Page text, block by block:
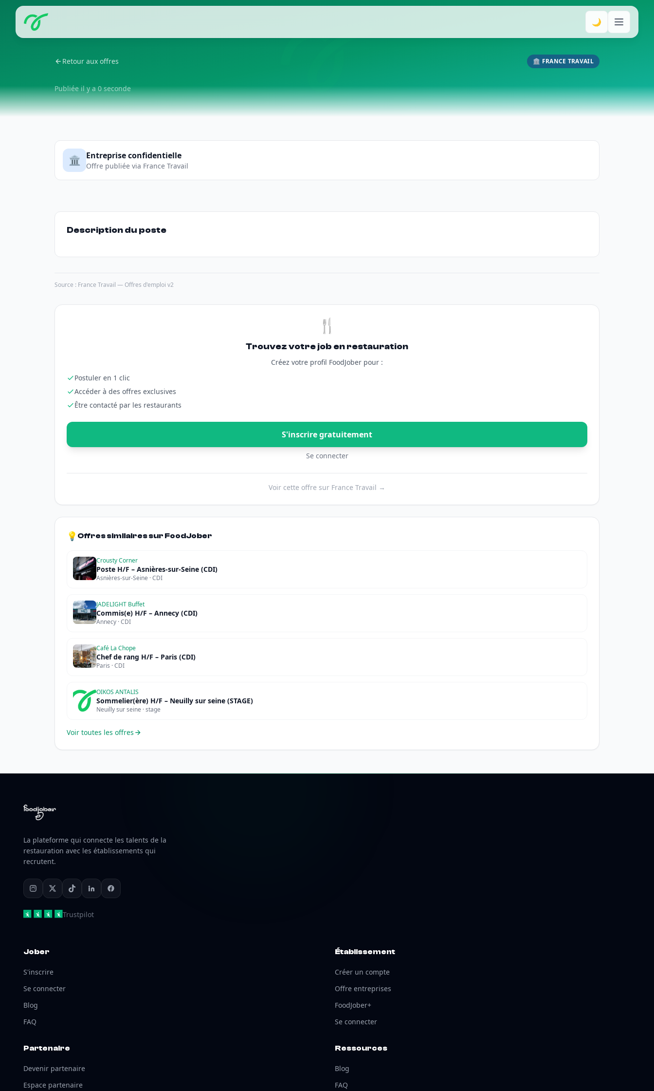
🌙
Retour aux offres 🏛️ FRANCE TRAVAIL
Publiée il y a 0 seconde
🏛️ Entreprise confidentielle
Offre publiée via France Travail
Description du poste
Source : France Travail — Offres d'emploi v2
🍴
Trouvez votre job en restauration
Créez votre profil FoodJober pour :
Postuler en 1 clic
Accéder à des offres exclusives
Être contacté par les restaurants
S'inscrire gratuitement
Se connecter
Voir cette offre sur France Travail →
💡 Offres similaires sur FoodJober
Crousty Corner
Poste H/F – Asnières-sur-Seine (CDI)
Asnières-sur-Seine · CDI
JADELIGHT Buffet
Commis(e) H/F – Annecy (CDI)
Annecy · CDI
Café La Chope
Chef de rang H/F – Paris (CDI)
Paris · CDI
OIKOS ANTALIS
Sommelier(ère) H/F – Neuilly sur seine (STAGE)
Neuilly sur seine · stage
Voir toutes les offres
La plateforme qui connecte les talents de la
restauration avec les établissements qui
recrutent.
Trustpilot
Jober
S'inscrire
Se connecter
Blog
FAQ
Établissement
Créer un compte
Offre entreprises
FoodJober+
Se connecter
Partenaire
Devenir partenaire
Espace partenaire
Ressources
Blog
FAQ